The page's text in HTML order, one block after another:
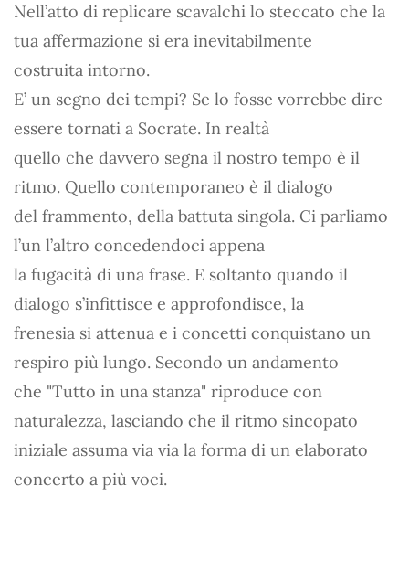
Nell’atto di replicare scavalchi lo steccato che la
tua affermazione si era inevitabilmente
costruita intorno.
E’ un segno dei tempi? Se lo fosse vorrebbe dire
essere tornati a Socrate. In realtà
quello che davvero segna il nostro tempo è il
ritmo. Quello contemporaneo è il dialogo
del frammento, della battuta singola. Ci parliamo
l’un l’altro concedendoci appena
la fugacità di una frase. E soltanto quando il
dialogo s’infittisce e approfondisce, la
frenesia si attenua e i concetti conquistano un
respiro più lungo. Secondo un andamento
che "Tutto in una stanza" riproduce con
naturalezza, lasciando che il ritmo sincopato
iniziale assuma via via la forma di un elaborato
concerto a più voci.